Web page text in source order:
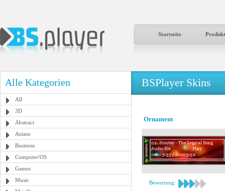
Startseite
Alle Kategorien
All
3D
Abstract
Anime
Business
Computer/OS
Games
Music
BSPlayer Skins
Ornament
Bewertung: